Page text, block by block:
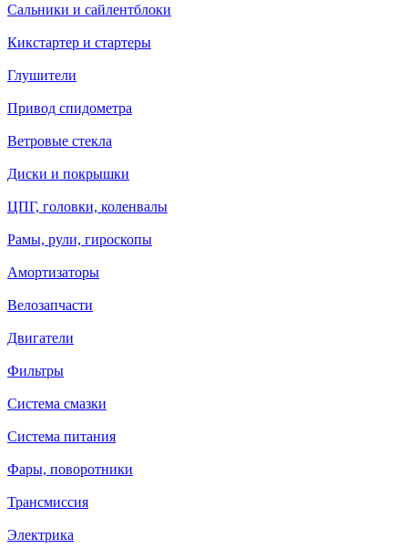
Сальники и сайлентблоки
Кикстартер и стартеры
Глушители
Привод спидометра
Ветровые стекла
Диски и покрышки
ЦПГ, головки, коленвалы
Рамы, рули, гироскопы
Амортизаторы
Велозапчасти
Двигатели
Фильтры
Система смазки
Система питания
Фары, поворотники
Трансмиссия
Электрика